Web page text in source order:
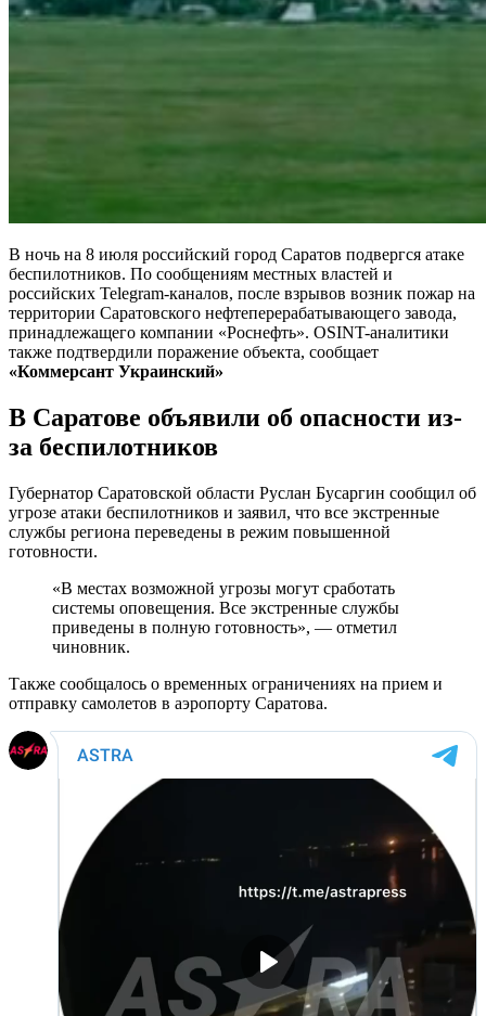
В ночь на 8 июля российский город Саратов подвергся атаке
беспилотников. По сообщениям местных властей и
российских Telegram-каналов, после взрывов возник пожар на
территории Саратовского нефтеперерабатывающего завода,
принадлежащего компании «Роснефть». OSINT-аналитики
также подтвердили поражение объекта, сообщает
«Коммерсант Украинский»
В Саратове объявили об опасности из-
за беспилотников
Губернатор Саратовской области Руслан Бусаргин сообщил об
угрозе атаки беспилотников и заявил, что все экстренные
службы региона переведены в режим повышенной
готовности.
«В местах возможной угрозы могут сработать
системы оповещения. Все экстренные службы
приведены в полную готовность», — отметил
чиновник.
Также сообщалось о временных ограничениях на прием и
отправку самолетов в аэропорту Саратова.